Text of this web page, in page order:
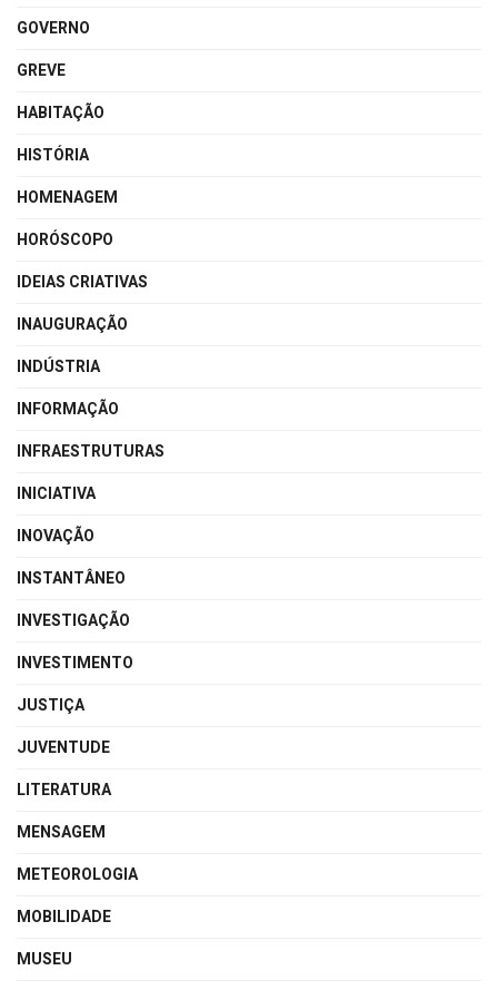
GOVERNO
GREVE
HABITAÇÃO
HISTÓRIA
HOMENAGEM
HORÓSCOPO
IDEIAS CRIATIVAS
INAUGURAÇÃO
INDÚSTRIA
INFORMAÇÃO
INFRAESTRUTURAS
INICIATIVA
INOVAÇÃO
INSTANTÂNEO
INVESTIGAÇÃO
INVESTIMENTO
JUSTIÇA
JUVENTUDE
LITERATURA
MENSAGEM
METEOROLOGIA
MOBILIDADE
MUSEU